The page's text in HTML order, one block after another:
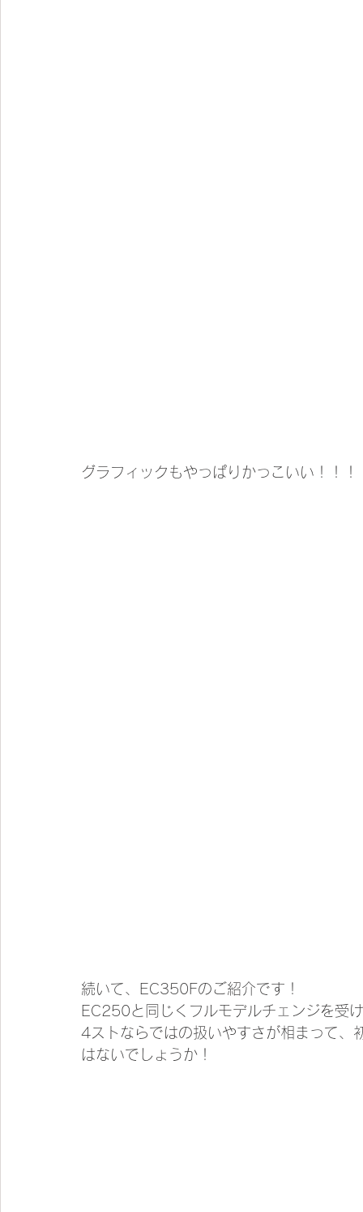
グラフィックもやっぱりかっこいい！！！
続いて、EC350Fのご紹介です！
EC250と同じくフルモデルチェンジを受
4ストならではの扱いやすさが相まって、
はないでしょうか！